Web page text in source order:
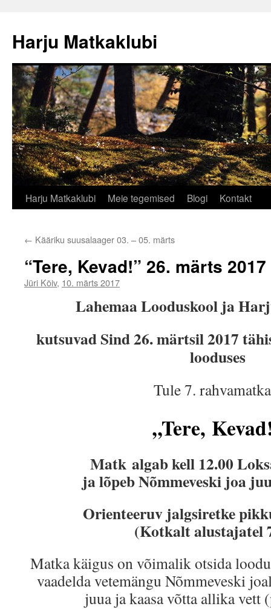
juurde
Harju Matkaklubi
Harju Matkaklubi Meie tegemised Blogi Kontakt
← Kääriku suusalaager 03. – 05. märts
“Tere, Kevad!” 26. märts 2017
Jüri Kõiv, 10. märts 2017
Lahemaa Looduskool ja
kutsuvad Sind 26. märtsil 2017
looduses
Tule 7.
„Tere,
Matk algab kell 12.00
ja lõpeb Nõmmeveski joa
Orienteeruv jalgsiretke
(Kotkalt alustajatel
Matka käigus on võimalik otsida
vaadelda vetemängu Nõmmeveski
juua ja kaasa võtta allika vett